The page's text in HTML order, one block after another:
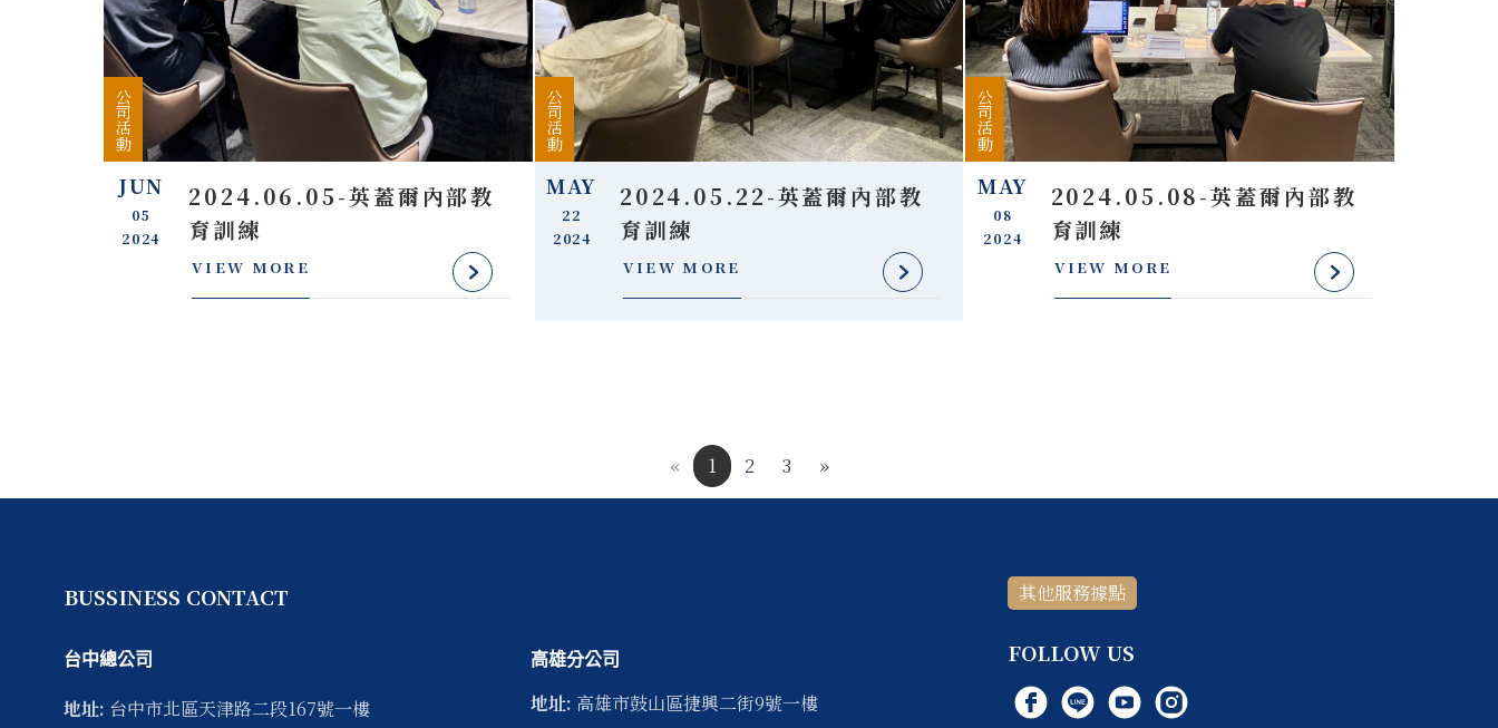
公司活動
JUN
05
2024
2024.06.05-英蓋爾內部教
育訓練
VIEW MORE
公司活動
MAY
22
2024
2024.05.22-英蓋爾內部教
育訓練
VIEW MORE
公司活動
MAY
08
2024
2024.05.08-英蓋爾內部教
育訓練
VIEW MORE
« 1 2 3 »
BUSSINESS CONTACT
台中總公司
地址: 台中市北區天津路二段167號一樓
高雄分公司
地址: 高雄市鼓山區捷興二街9號一樓
其他服務據點
FOLLOW US